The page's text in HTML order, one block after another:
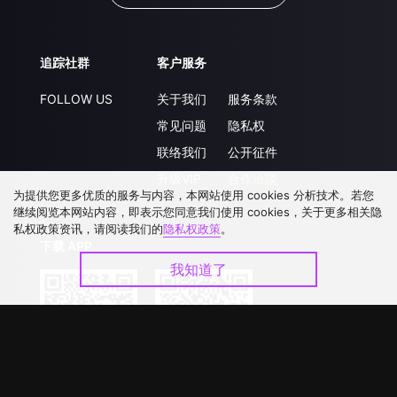
追踪社群
FOLLOW US
客户服务
关于我们
常见问题
联络我们
服务条款
隐私权
公开征件
为提供您更多优质的服务与内容，本网站使用 cookies 分析技术。若您
继续阅览本网站内容，即表示您同意我们使用 cookies，关于更多相关隐
私权政策资讯，请阅读我们的隐私权政策。
我知道了